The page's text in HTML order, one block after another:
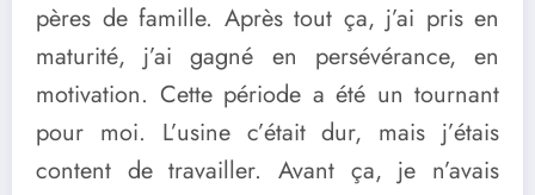
pères de famille. Après tout ça, j’ai pris en
maturité, j’ai gagné en persévérance, en
motivation. Cette période a été un tournant
pour moi. L’usine c’était dur, mais j’étais
content de travailler. Avant ça, je n’avais